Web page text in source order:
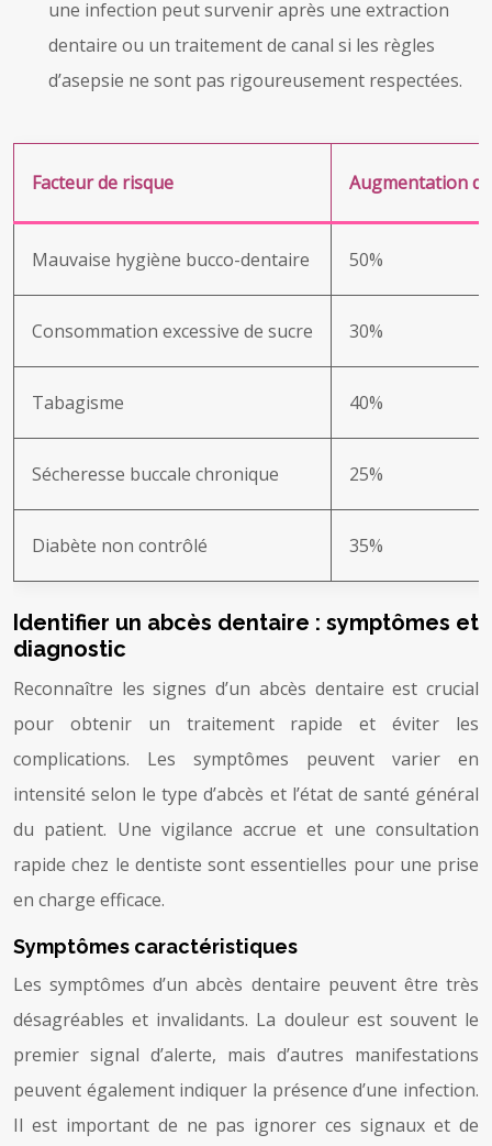
une infection peut survenir après une extraction
dentaire ou un traitement de canal si les règles
d’asepsie ne sont pas rigoureusement respectées.
Facteur de risque Augmentation
Mauvaise hygiène bucco-dentaire 50%
Consommation excessive de sucre 30%
Tabagisme 40%
Sécheresse buccale chronique 25%
Diabète non contrôlé 35%
Identifier un abcès dentaire : symptômes et
diagnostic
Reconnaître les signes d’un abcès dentaire est crucial
pour obtenir un traitement rapide et éviter les
complications. Les symptômes peuvent varier en
intensité selon le type d’abcès et l’état de santé général
du patient. Une vigilance accrue et une consultation
rapide chez le dentiste sont essentielles pour une prise
en charge efficace.
Symptômes caractéristiques
Les symptômes d’un abcès dentaire peuvent être très
désagréables et invalidants. La douleur est souvent le
premier signal d’alerte, mais d’autres manifestations
peuvent également indiquer la présence d’une infection.
Il est important de ne pas ignorer ces signaux et de